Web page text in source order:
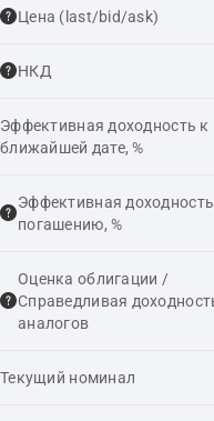
Цена (last/bid/ask)
НКД
Эффективная доходность к
ближайшей дате, %
Эффективная
погашению, %
Оценка облигации /
Справедливая
аналогов
Текущий номинал